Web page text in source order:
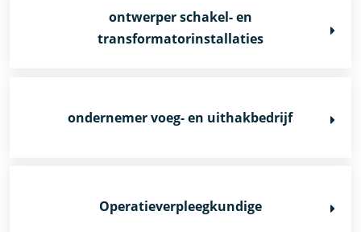
ontwerper schakel- en
transformatorinstallaties
ondernemer voeg- en uithakbedrijf
Operatieverpleegkundige